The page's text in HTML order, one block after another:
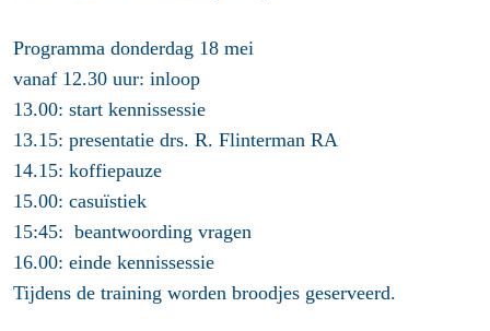
Programma donderdag 18 mei
vanaf 12.30 uur: inloop
13.00: start kennissessie
13.15: presentatie drs. R. Flinterman RA
14.15: koffiepauze
15.00: casuïstiek
15:45: beantwoording vragen
16.00: einde kennissessie
Tijdens de training worden broodjes geserveerd.